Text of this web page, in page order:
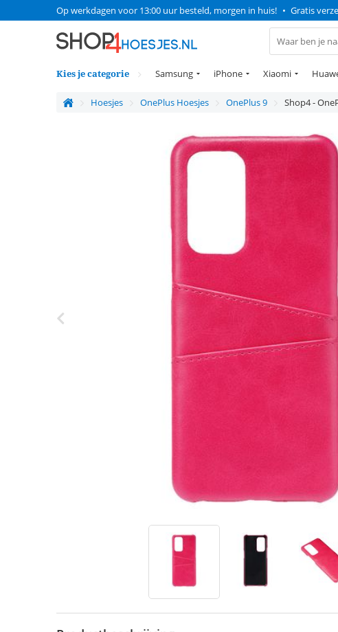
Op werkdagen voor 13:00 uur besteld, morgen in huis! • Gratis
Kies je categorie Samsung iPhone Xiaomi
Hoesjes OnePlus Hoesjes OnePlus 9 Shop4 -